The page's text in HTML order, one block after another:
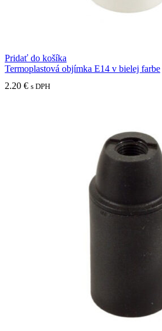
Pridať do košíka
Termoplastová objímka E14 v bielej farbe
2.20 € s DPH